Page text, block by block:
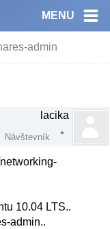
MENU
admin
lacika
Návštevník
10.04 LTS..
admin..